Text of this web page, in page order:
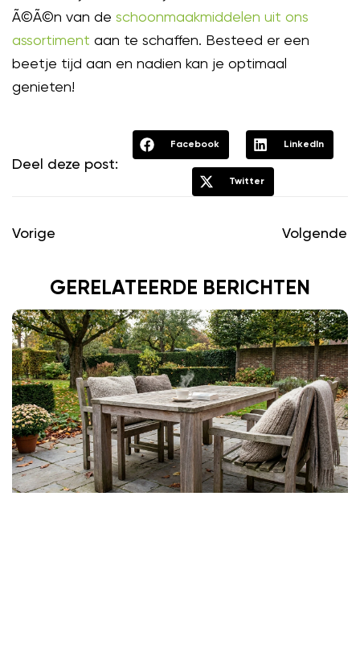
Ã©Ã©n van de schoonmaakmiddelen uit ons
assortiment aan te schaffen. Besteed er een
beetje tijd aan en nadien kan je optimaal
genieten!
Deel deze post:
Facebook LinkedIn
Twitter
Vorige Volgende
GERELATEERDE BERICHTEN